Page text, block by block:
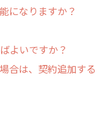
になりますか？
よいですか？
合は、契約追加する